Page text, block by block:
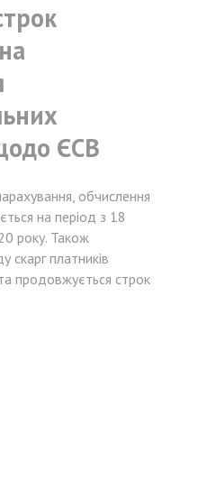
ЄСВ
обчислення
на період з 18
року. Також
скарг платників
продовжується строк